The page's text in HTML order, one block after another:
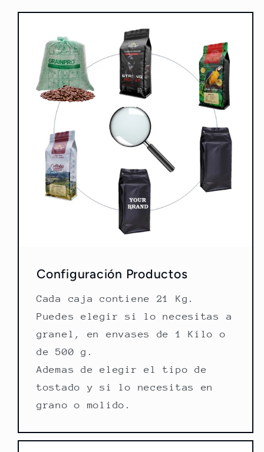
Configuración Productos
Cada caja contiene 21 Kg.
Puedes elegir si lo necesitas a
granel, en envases de 1 Kilo o
de 500 g.
Ademas de elegir el tipo de
tostado y si lo necesitas en
grano o molido.